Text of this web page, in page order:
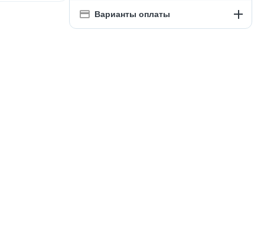
Варианты оплаты